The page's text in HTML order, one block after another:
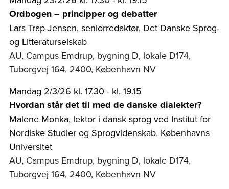
Ordbogen – principper og debatter
Lars Trap-Jensen, seniorredaktør, Det Danske Sprog-
og Litteraturselskab
AU, Campus Emdrup, bygning D, lokale D174,
Tuborgvej 164, 2400, København NV
Mandag 2/3/26 kl. 17.30 - kl. 19.15
Hvordan står det til med de danske dialekter?
Malene Monka, lektor i dansk sprog ved Institut for
Nordiske Studier og Sprogvidenskab, Københavns
Universitet
AU, Campus Emdrup, bygning D, lokale D174,
Tuborgvej 164, 2400, København NV